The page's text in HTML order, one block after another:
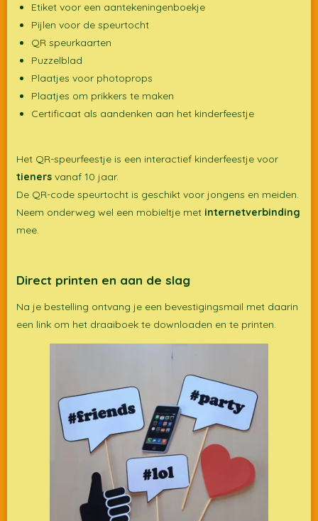
Etiket voor een aantekeningenboekje
Pijlen voor de speurtocht
QR speurkaarten
Puzzelblad
Plaatjes voor photoprops
Plaatjes om prikkers te maken
Certificaat als aandenken aan het kinderfeestje
Het QR-speurfeestje is een interactief kinderfeestje voor
tieners vanaf 10 jaar.
De QR-code speurtocht is geschikt voor jongens en meiden.
Neem onderweg wel een mobieltje met internetverbinding
mee.
Direct printen en aan de slag
Na je bestelling ontvang je een bevestigingsmail met daarin
een link om het draaiboek te downloaden en te printen.